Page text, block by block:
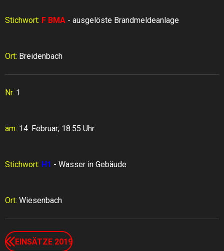
Stichwort: F BMA - ausgelöste Brandmeldeanlage
Ort: Breidenbach
Nr. 1
am: 14. Februar; 18:55 Uhr
Stichwort: H1 - Wasser in Gebäude
Ort: Wiesenbach
EINSÄTZE 2019